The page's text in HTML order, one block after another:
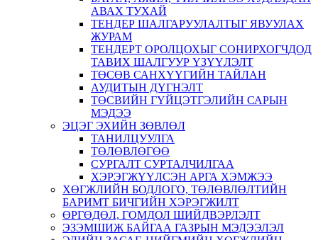
АВАХ ТУХАЙ
ТЕНДЕР ШАЛГАРУУЛАЛТЫГ ЯВУУЛАХ
ЖУРАМ
ТЕНДЕРТ ОРОЛЦОХЫГ СОНИРХОГЧДОД
ТАВИХ ШАЛГУУР ҮЗҮҮЛЭЛТ
ТӨСӨВ САНХҮҮГИЙН ТАЙЛАН
АУДИТЫН ДҮГНЭЛТ
ТӨСВИЙН ГҮЙЦЭТГЭЛИЙН САРЫН
МЭДЭЭ
ЭЦЭГ ЭХИЙН ЗӨВЛӨЛ
ТАНИЛЦУУЛГА
ТӨЛӨВЛӨГӨӨ
СУРГАЛТ СУРТАЛЧИЛГАА
ХЭРЭГЖҮҮЛСЭН АРГА ХЭМЖЭЭ
ХӨГЖЛИЙН БОДЛОГО, ТӨЛӨВЛӨЛТИЙН
БАРИМТ БИЧГИЙН ХЭРЭГЖИЛТ
ӨРГӨДӨЛ, ГОМДОЛ ШИЙДВЭРЛЭЛТ
ЭЗЭМШИЖ БАЙГАА ГАЗРЫН МЭДЭЭЛЭЛ